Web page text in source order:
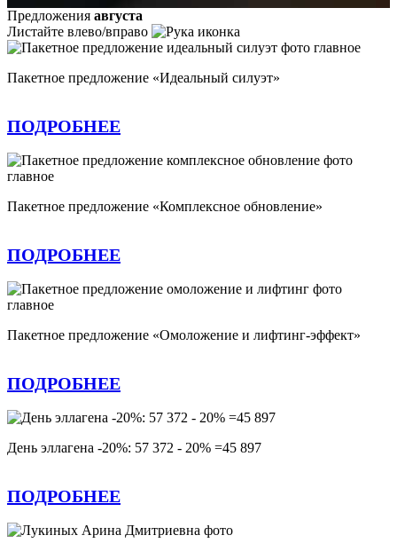
Предложения августа
Листайте влево/вправо
Пакетное предложение «Идеальный силуэт»
ПОДРОБНЕЕ
Пакетное предложение «Комплексное обновление»
ПОДРОБНЕЕ
Пакетное предложение «Омоложение и лифтинг-эффект»
ПОДРОБНЕЕ
День эллагена -20%: 57 372 - 20% =45 897
ПОДРОБНЕЕ